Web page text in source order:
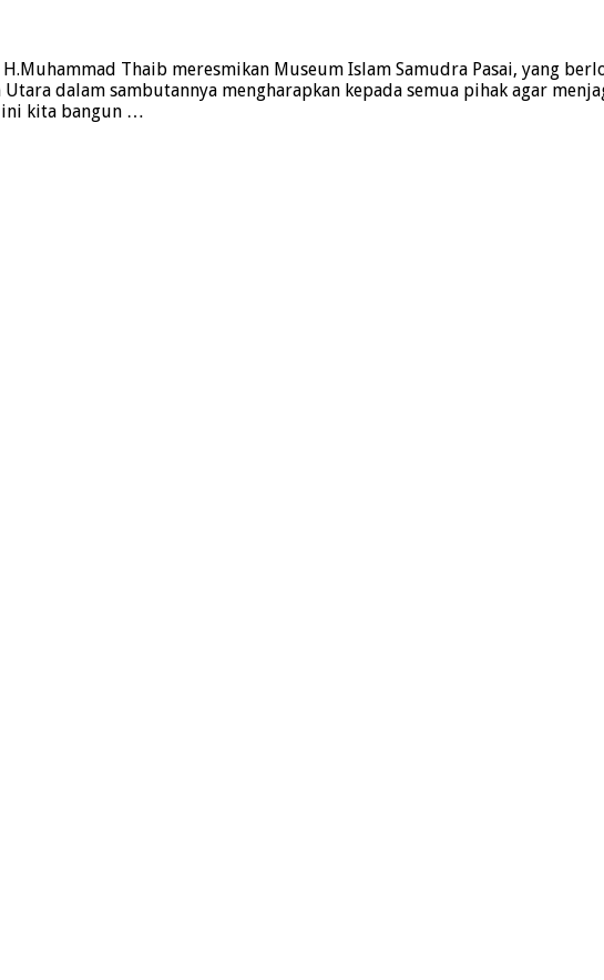
Thaib meresmikan Museum Islam Samudra Pasai, yang
dalam sambutannya mengharapkan kepada semua pihak agar
ini kita bangun …